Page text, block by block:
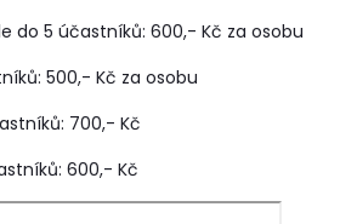
do 5 účastníků: 600,- Kč za osobu
500,- Kč za osobu
700,- Kč
600,- Kč